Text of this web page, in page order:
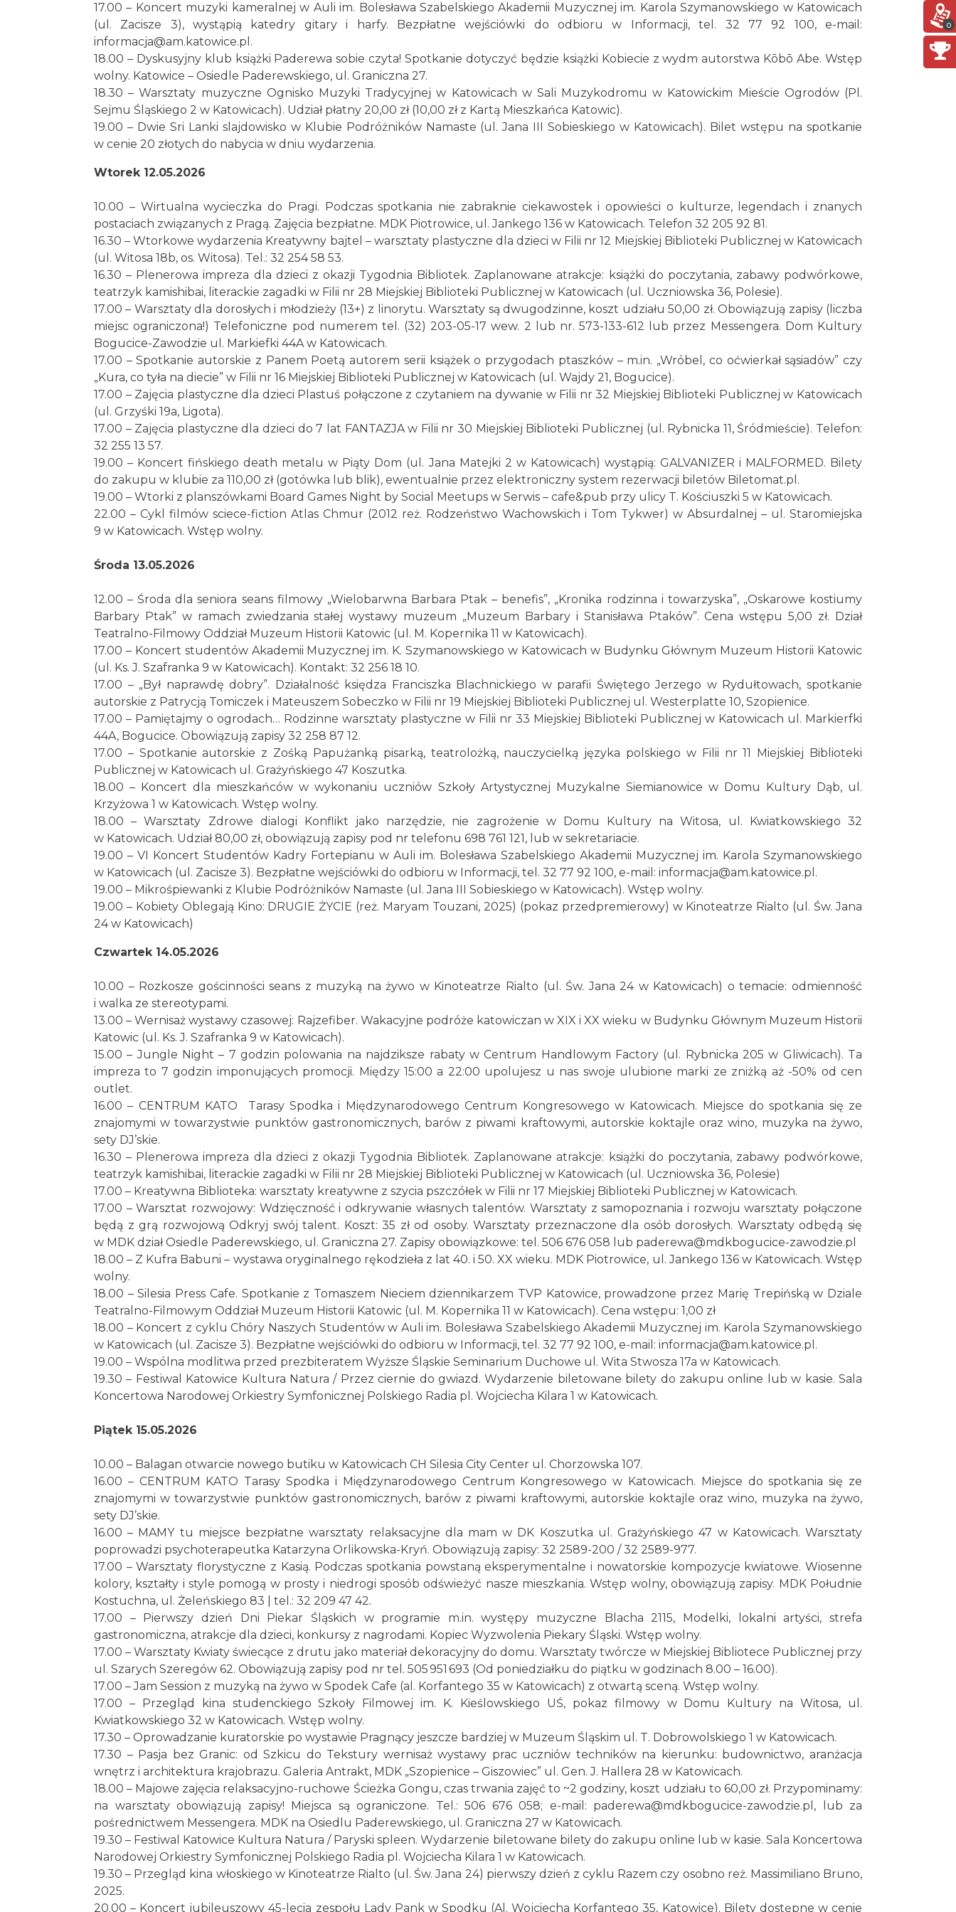
2026
2026-11-14
0.79 km
powrót do lat 2000
Katowice
2026-08-14
0.86 km
– Katowice 2026
Katowice
0.86 km
OFF Festival 2026
2026-08-07
1.97 km
Silesia Memoriał Kamili
Chorzów
Silesia Marathon 2026
Chorzów
2026-10-04
4.27 km
Dzień Kartofla w
2026-09-20
4.81 km
O zbożach, chlebie i ziołach
Chorzów
2026-08-23
4.81 km
Śląsko Wilijo
2026-12-13
4.81 km
Wystawa prof.
Kwiatkowskiego w Tichauer
Art Gallery
Tychy
2026-07-31
12.96 km
Koncert Sandry w Gliwicach
Gliwice
skansenie
czyli Extremalny Półmaraton
oraz Ćwierćmaraton Jurajski
Niegowonice
17.00 – Koncert muzyki kameralnej w Auli im. Bolesława Szabelskiego Akademii Muzycznej im. Karola Szymanowskiego w Katowicach
(ul. Zacisze 3), wystąpią katedry gitary i harfy. Bezpłatne wejściówki do odbioru w Informacji, tel. 32 77 92 100, e-mail:
informacja@am.katowice.pl.
18.00 – Dyskusyjny klub książki Paderewa sobie czyta! Spotkanie dotyczyć będzie książki Kobiecie z wydm autorstwa Kōbō Abe. Wstęp
wolny. Katowice – Osiedle Paderewskiego, ul. Graniczna 27.
18.30 – Warsztaty muzyczne Ognisko Muzyki Tradycyjnej w Katowicach w Sali Muzykodromu w Katowickim Mieście Ogrodów (Pl.
Sejmu Śląskiego 2 w Katowicach). Udział płatny 20,00 zł (10,00 zł z Kartą Mieszkańca Katowic).
19.00 – Dwie Sri Lanki slajdowisko w Klubie Podróżników Namaste (ul. Jana III Sobieskiego w Katowicach). Bilet wstępu na spotkanie
w cenie 20 złotych do nabycia w dniu wydarzenia.
Wtorek 12.05.2026
10.00 – Wirtualna wycieczka do Pragi. Podczas spotkania nie zabraknie ciekawostek i opowieści o kulturze, legendach i znanych
postaciach związanych z Pragą. Zajęcia bezpłatne. MDK Piotrowice, ul. Jankego 136 w Katowicach. Telefon 32 205 92 81.
16.30 – Wtorkowe wydarzenia Kreatywny bajtel – warsztaty plastyczne dla dzieci w Filii nr 12 Miejskiej Biblioteki Publicznej w Katowicach
(ul. Witosa 18b, os. Witosa). Tel.: 32 254 58 53.
16.30 – Plenerowa impreza dla dzieci z okazji Tygodnia Bibliotek. Zaplanowane atrakcje: książki do poczytania, zabawy podwórkowe,
teatrzyk kamishibai, literackie zagadki w Filii nr 28 Miejskiej Biblioteki Publicznej w Katowicach (ul. Uczniowska 36, Polesie).
17.00 – Warsztaty dla dorosłych i młodzieży (13+) z linorytu. Warsztaty są dwugodzinne, koszt udziału 50,00 zł. Obowiązują zapisy (liczba
miejsc ograniczona!) Telefoniczne pod numerem tel. (32) 203-05-17 wew. 2 lub nr. 573-133-612 lub przez Messengera. Dom Kultury
Bogucice-Zawodzie ul. Markiefki 44A w Katowicach.
17.00 – Spotkanie autorskie z Panem Poetą autorem serii książek o przygodach ptaszków – m.in. „Wróbel, co oćwierkał sąsiadów” czy
„Kura, co tyła na diecie” w Filii nr 16 Miejskiej Biblioteki Publicznej w Katowicach (ul. Wajdy 21, Bogucice).
17.00 – Zajęcia plastyczne dla dzieci Plastuś połączone z czytaniem na dywanie w Filii nr 32 Miejskiej Biblioteki Publicznej w Katowicach
(ul. Grzyśki 19a, Ligota).
17.00 – Zajęcia plastyczne dla dzieci do 7 lat FANTAZJA w Filii nr 30 Miejskiej Biblioteki Publicznej (ul. Rybnicka 11, Śródmieście). Telefon:
32 255 13 57.
19.00 – Koncert fińskiego death metalu w Piąty Dom (ul. Jana Matejki 2 w Katowicach) wystąpią: GALVANIZER i MALFORMED. Bilety
do zakupu w klubie za 110,00 zł (gotówka lub blik), ewentualnie przez elektroniczny system rezerwacji biletów Biletomat.pl.
19.00 – Wtorki z planszówkami Board Games Night by Social Meetups w Serwis – cafe&pub przy ulicy T. Kościuszki 5 w Katowicach.
22.00 – Cykl filmów sciece-fiction Atlas Chmur (2012 reż. Rodzeństwo Wachowskich i Tom Tykwer) w Absurdalnej – ul. Staromiejska
9 w Katowicach. Wstęp wolny.
Środa 13.05.2026
12.00 – Środa dla seniora seans filmowy „Wielobarwna Barbara Ptak – benefis”, „Kronika rodzinna i towarzyska”, „Oskarowe kostiumy
Barbary Ptak” w ramach zwiedzania stałej wystawy muzeum „Muzeum Barbary i Stanisława Ptaków”. Cena wstępu 5,00 zł. Dział
Teatralno-Filmowy Oddział Muzeum Historii Katowic (ul. M. Kopernika 11 w Katowicach).
17.00 – Koncert studentów Akademii Muzycznej im. K. Szymanowskiego w Katowicach w Budynku Głównym Muzeum Historii Katowic
(ul. Ks. J. Szafranka 9 w Katowicach). Kontakt: 32 256 18 10.
17.00 – „Był naprawdę dobry”. Działalność księdza Franciszka Blachnickiego w parafii Świętego Jerzego w Rydułtowach, spotkanie
autorskie z Patrycją Tomiczek i Mateuszem Sobeczko w Filii nr 19 Miejskiej Biblioteki Publicznej ul. Westerplatte 10, Szopienice.
17.00 – Pamiętajmy o ogrodach… Rodzinne warsztaty plastyczne w Filii nr 33 Miejskiej Biblioteki Publicznej w Katowicach ul. Markierfki
44A, Bogucice. Obowiązują zapisy 32 258 87 12.
17.00 – Spotkanie autorskie z Zośką Papużanką pisarką, teatrolożką, nauczycielką języka polskiego w Filii nr 11 Miejskiej Biblioteki
Publicznej w Katowicach ul. Grażyńskiego 47 Koszutka.
18.00 – Koncert dla mieszkańców w wykonaniu uczniów Szkoły Artystycznej Muzykalne Siemianowice w Domu Kultury Dąb, ul.
Krzyżowa 1 w Katowicach. Wstęp wolny.
18.00 – Warsztaty Zdrowe dialogi Konflikt jako narzędzie, nie zagrożenie w Domu Kultury na Witosa, ul. Kwiatkowskiego 32
w Katowicach. Udział 80,00 zł, obowiązują zapisy pod nr telefonu 698 761 121, lub w sekretariacie.
19.00 – VI Koncert Studentów Kadry Fortepianu w Auli im. Bolesława Szabelskiego Akademii Muzycznej im. Karola Szymanowskiego
w Katowicach (ul. Zacisze 3). Bezpłatne wejściówki do odbioru w Informacji, tel. 32 77 92 100, e-mail: informacja@am.katowice.pl.
19.00 – Mikrośpiewanki z Klubie Podróżników Namaste (ul. Jana III Sobieskiego w Katowicach). Wstęp wolny.
19.00 – Kobiety Oblegają Kino: DRUGIE ŻYCIE (reż. Maryam Touzani, 2025) (pokaz przedpremierowy) w Kinoteatrze Rialto (ul. Św. Jana
24 w Katowicach)
Czwartek 14.05.2026
10.00 – Rozkosze gościnności seans z muzyką na żywo w Kinoteatrze Rialto (ul. Św. Jana 24 w Katowicach) o temacie: odmienność
i walka ze stereotypami.
13.00 – Wernisaż wystawy czasowej: Rajzefiber. Wakacyjne podróże katowiczan w XIX i XX wieku w Budynku Głównym Muzeum Historii
Katowic (ul. Ks. J. Szafranka 9 w Katowicach).
15.00 – Jungle Night – 7 godzin polowania na najdziksze rabaty w Centrum Handlowym Factory (ul. Rybnicka 205 w Gliwicach). Ta
impreza to 7 godzin imponujących promocji. Między 15:00 a 22:00 upolujesz u nas swoje ulubione marki ze zniżką aż -50% od cen
outlet.
16.00 – CENTRUM KATO Tarasy Spodka i Międzynarodowego Centrum Kongresowego w Katowicach. Miejsce do spotkania się ze
znajomymi w towarzystwie punktów gastronomicznych, barów z piwami kraftowymi, autorskie koktajle oraz wino, muzyka na żywo,
sety DJ’skie.
16.30 – Plenerowa impreza dla dzieci z okazji Tygodnia Bibliotek. Zaplanowane atrakcje: książki do poczytania, zabawy podwórkowe,
teatrzyk kamishibai, literackie zagadki w Filii nr 28 Miejskiej Biblioteki Publicznej w Katowicach (ul. Uczniowska 36, Polesie)
17.00 – Kreatywna Biblioteka: warsztaty kreatywne z szycia pszczółek w Filii nr 17 Miejskiej Biblioteki Publicznej w Katowicach.
17.00 – Warsztat rozwojowy: Wdzięczność i odkrywanie własnych talentów. Warsztaty z samopoznania i rozwoju warsztaty połączone
będą z grą rozwojową Odkryj swój talent. Koszt: 35 zł od osoby. Warsztaty przeznaczone dla osób dorosłych. Warsztaty odbędą się
w MDK dział Osiedle Paderewskiego, ul. Graniczna 27. Zapisy obowiązkowe: tel. 506 676 058 lub paderewa@mdkbogucice-zawodzie.pl
18.00 – Z Kufra Babuni – wystawa oryginalnego rękodzieła z lat 40. i 50. XX wieku. MDK Piotrowice, ul. Jankego 136 w Katowicach. Wstęp
wolny.
18.00 – Silesia Press Cafe. Spotkanie z Tomaszem Nieciem dziennikarzem TVP Katowice, prowadzone przez Marię Trepińską w Dziale
Teatralno-Filmowym Oddział Muzeum Historii Katowic (ul. M. Kopernika 11 w Katowicach). Cena wstępu: 1,00 zł
18.00 – Koncert z cyklu Chóry Naszych Studentów w Auli im. Bolesława Szabelskiego Akademii Muzycznej im. Karola Szymanowskiego
w Katowicach (ul. Zacisze 3). Bezpłatne wejściówki do odbioru w Informacji, tel. 32 77 92 100, e-mail: informacja@am.katowice.pl.
19.00 – Wspólna modlitwa przed prezbiteratem Wyższe Śląskie Seminarium Duchowe ul. Wita Stwosza 17a w Katowicach.
19.30 – Festiwal Katowice Kultura Natura / Przez ciernie do gwiazd. Wydarzenie biletowane bilety do zakupu online lub w kasie. Sala
Koncertowa Narodowej Orkiestry Symfonicznej Polskiego Radia pl. Wojciecha Kilara 1 w Katowicach.
Piątek 15.05.2026
10.00 – Balagan otwarcie nowego butiku w Katowicach CH Silesia City Center ul. Chorzowska 107.
16.00 – CENTRUM KATO Tarasy Spodka i Międzynarodowego Centrum Kongresowego w Katowicach. Miejsce do spotkania się ze
znajomymi w towarzystwie punktów gastronomicznych, barów z piwami kraftowymi, autorskie koktajle oraz wino, muzyka na żywo,
sety DJ’skie.
16.00 – MAMY tu miejsce bezpłatne warsztaty relaksacyjne dla mam w DK Koszutka ul. Grażyńskiego 47 w Katowicach. Warsztaty
poprowadzi psychoterapeutka Katarzyna Orlikowska-Kryń. Obowiązują zapisy: 32 2589-200 / 32 2589-977.
17.00 – Warsztaty florystyczne z Kasią. Podczas spotkania powstaną eksperymentalne i nowatorskie kompozycje kwiatowe. Wiosenne
kolory, kształty i style pomogą w prosty i niedrogi sposób odświeżyć nasze mieszkania. Wstęp wolny, obowiązują zapisy. MDK Południe
Kostuchna, ul. Żeleńskiego 83 | tel.: 32 209 47 42.
17.00 – Pierwszy dzień Dni Piekar Śląskich w programie m.in. występy muzyczne Blacha 2115, Modelki, lokalni artyści, strefa
gastronomiczna, atrakcje dla dzieci, konkursy z nagrodami. Kopiec Wyzwolenia Piekary Śląski. Wstęp wolny.
17.00 – Warsztaty Kwiaty świecące z drutu jako materiał dekoracyjny do domu. Warsztaty twórcze w Miejskiej Bibliotece Publicznej przy
ul. Szarych Szeregów 62. Obowiązują zapisy pod nr tel. 505 951 693 (Od poniedziałku do piątku w godzinach 8.00 – 16.00).
17.00 – Jam Session z muzyką na żywo w Spodek Cafe (al. Korfantego 35 w Katowicach) z otwartą sceną. Wstęp wolny.
17.00 – Przegląd kina studenckiego Szkoły Filmowej im. K. Kieślowskiego UŚ, pokaz filmowy w Domu Kultury na Witosa, ul.
Kwiatkowskiego 32 w Katowicach. Wstęp wolny.
17.30 – Oprowadzanie kuratorskie po wystawie Pragnący jeszcze bardziej w Muzeum Śląskim ul. T. Dobrowolskiego 1 w Katowicach.
17.30 – Pasja bez Granic: od Szkicu do Tekstury wernisaż wystawy prac uczniów techników na kierunku: budownictwo, aranżacja
wnętrz i architektura krajobrazu. Galeria Antrakt, MDK „Szopienice – Giszowiec” ul. Gen. J. Hallera 28 w Katowicach.
18.00 – Majowe zajęcia relaksacyjno-ruchowe Ścieżka Gongu, czas trwania zajęć to ~2 godziny, koszt udziału to 60,00 zł. Przypominamy:
na warsztaty obowiązują zapisy! Miejsca są ograniczone. Tel.: 506 676 058; e-mail: paderewa@mdkbogucice-zawodzie.pl, lub za
pośrednictwem Messengera. MDK na Osiedlu Paderewskiego, ul. Graniczna 27 w Katowicach.
19.30 – Festiwal Katowice Kultura Natura / Paryski spleen. Wydarzenie biletowane bilety do zakupu online lub w kasie. Sala Koncertowa
Narodowej Orkiestry Symfonicznej Polskiego Radia pl. Wojciecha Kilara 1 w Katowicach.
19.30 – Przegląd kina włoskiego w Kinoteatrze Rialto (ul. Św. Jana 24) pierwszy dzień z cyklu Razem czy osobno reż. Massimiliano Bruno,
2025.
20.00 – Koncert jubileuszowy 45-lecia zespołu Lady Pank w Spodku (Al. Wojciecha Korfantego 35, Katowice). Bilety dostępne w cenie
0